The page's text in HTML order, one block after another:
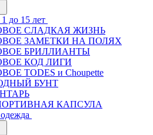
до 15 лет
СЛАДКАЯ ЖИЗНЬ
ЗАМЕТКИ НА ПОЛЯХ
БРИЛЛИАНТЫ
КОД ЛИГИ
TODES и Choupette
БУНТ
КАПСУЛА